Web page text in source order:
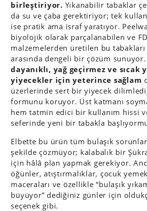
birleştiriyor. Yıkanabilir tabaklar
da su ve çaba gerektiriyor; tek
ise pratik ama israf yaratıyor.
biyolojik olarak parçalanabilen ve
malzemelerden üretilen bu
arasında dengeli bir çözüm sunuyor.
dayanıklı, yağ geçirmez ve sıcak
yiyecekler için yeterince sağlam
üzerlerinde sert bir yiyecek
formunu koruyor. Üst katmanı
hem tatmin edici bir kullanım hissi
seferinde yeni bir tabakla
Elbette bu ürün tüm bulaşık
şekilde çözmüyor; kalabalık bir
için hâlâ plan yapmak gerekiyor.
öğünler, atıştırmalıklar, çocuk
maceraları ve özellikle “bulaşık
büyüyor” dediğiniz günler için
seçenek gibi.